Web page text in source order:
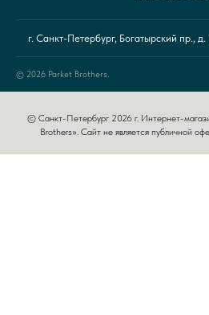
г. Санкт-Петербург, Богатырский пр.,
© 2026 Parket Brothers.
© Санкт-Петербург 2026 г. Интернет-
Brothers». Сайт не является публичной